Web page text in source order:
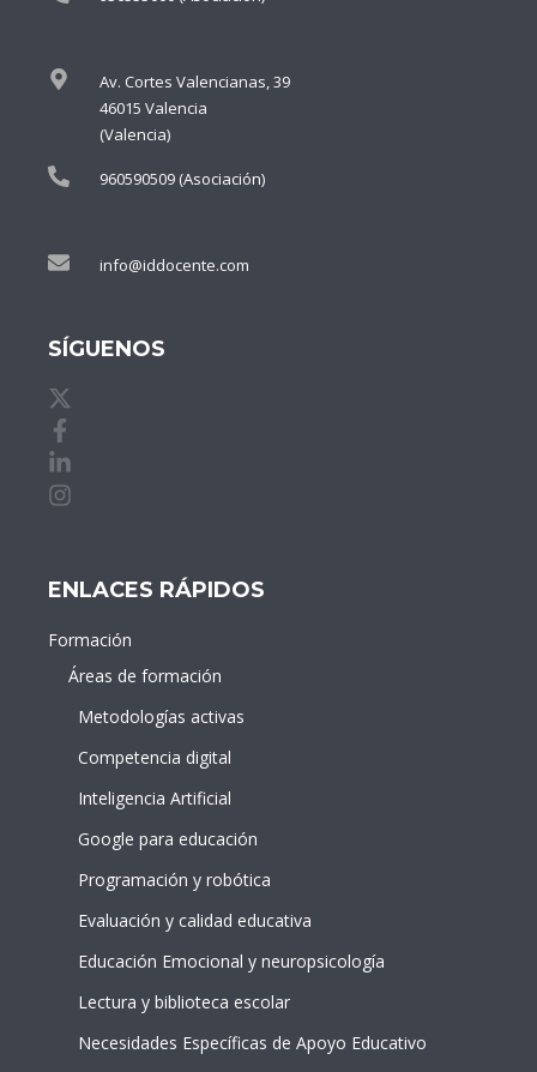
Av. Cortes Valencianas, 39
46015 Valencia
(Valencia)
960590509 (Asociación)
info@iddocente.com
SÍGUENOS
ENLACES RÁPIDOS
Formación
Áreas de formación
Metodologías activas
Competencia digital
Inteligencia Artificial
Google para educación
Programación y robótica
Evaluación y calidad educativa
Educación Emocional y neuropsicología
Lectura y biblioteca escolar
Necesidades Específicas de Apoyo Educativo